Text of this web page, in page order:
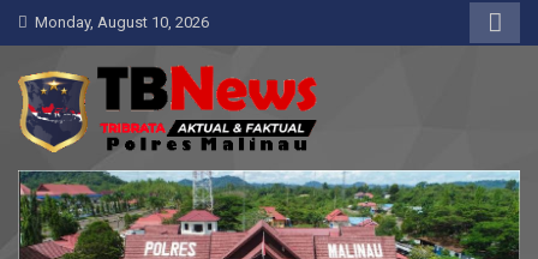
Skip
to
content
Monday, August 10, 2026
Pelangiresmalinau.com
Beranda Warta Bhayangkara